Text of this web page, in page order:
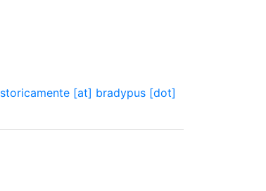
storicamente [at] bradypus [dot]